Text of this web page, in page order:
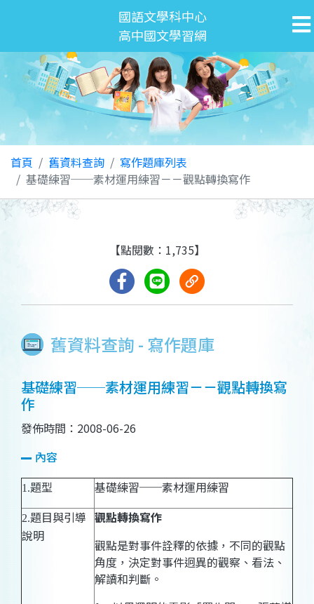
國語文學科中心
高中國文學習網
首頁 舊資料查詢
寫作題庫列表
基礎練習──素材運用練習－－觀點轉換寫作
舊資料查詢 - 寫作題庫
【點閱數：1,735】
基礎練習──素材運用練習－－觀點轉換寫
作
發佈時間：2008-06-26
內容
1.題型 基礎練習──素材運用練習
2.題目與引導
說明
觀點轉換寫作
觀點是對事件詮釋的依據，不同的觀點
角度，決定對事件迥異的觀察、看法、
解讀和判斷。